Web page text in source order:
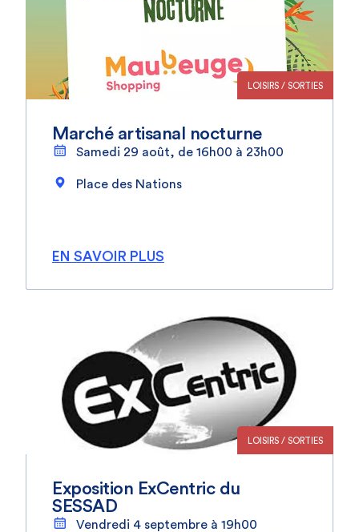
LOISIRS / SORTIES
Marché artisanal nocturne
Samedi 29 août, de 16h00 à 23h00
Place des Nations
EN SAVOIR PLUS
LOISIRS / SORTIES
Exposition ExCentric du
SESSAD
Vendredi 4 septembre à 19h00